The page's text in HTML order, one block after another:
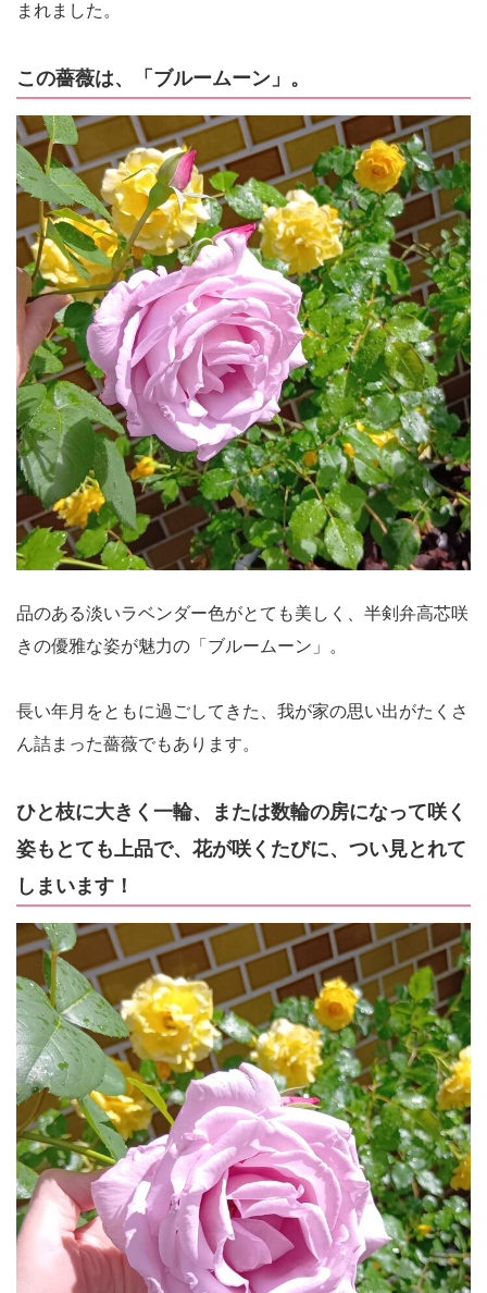
まれました。
この薔薇は、「ブルームーン」。
品のある淡いラベンダー色がとても美しく、半剣弁高芯咲
きの優雅な姿が魅力の「ブルームーン」。
長い年月をともに過ごしてきた、我が家の思い出がたくさ
ん詰まった薔薇でもあります。
ひと枝に大きく一輪、または数輪の房になって咲く
姿もとても上品で、花が咲くたびに、つい見とれて
しまいます！